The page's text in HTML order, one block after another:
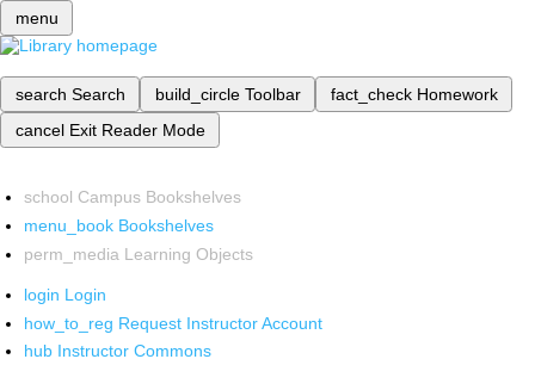
menu
search Search build_circle Toolbar fact_check Homework
cancel Exit Reader Mode
school Campus Bookshelves
menu_book Bookshelves
perm_media Learning Objects
login Login
how_to_reg Request Instructor Account
hub Instructor Commons